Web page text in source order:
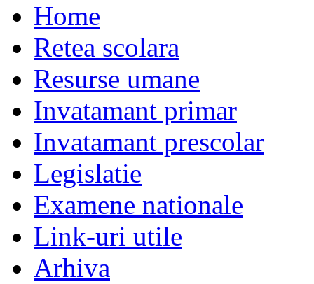
Home
Retea scolara
Resurse umane
Invatamant primar
Invatamant prescolar
Legislatie
Examene nationale
Link-uri utile
Arhiva